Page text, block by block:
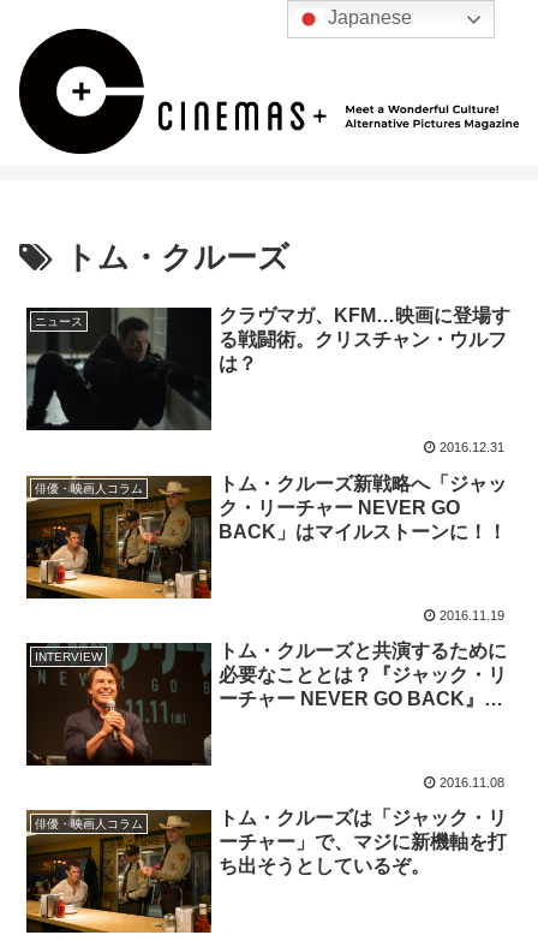
トム・クルーズ
ニュース
クラヴマガ、KFM…映画に登場す
る戦闘術。クリスチャン・ウルフ
は？
2016.12.31
俳優・映画人コラム
トム・クルーズ新戦略へ「ジャッ
ク・リーチャー NEVER GO
BACK」はマイルストーンに！！
2016.11.19
INTERVIEW
トム・クルーズと共演するために
必要なこととは？『ジャック・リ
ーチャー NEVER GO BACK』来
2016.11.08
俳優・映画人コラム
トム・クルーズは「ジャック・リ
ーチャー」で、マジに新機軸を打
ち出そうとしているぞ。
Japanese